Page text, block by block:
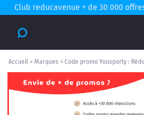
Club reducavenue + de 30 000
Accueil > Marques > Code promo Yousporty :